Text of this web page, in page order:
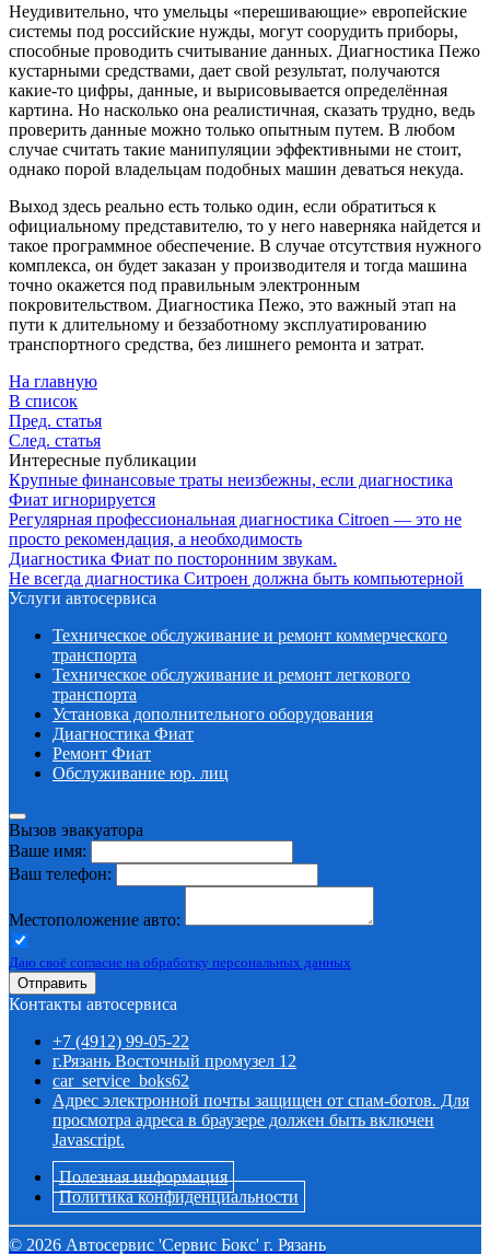
Неудивительно, что умельцы «перешивающие» европейские
системы под российские нужды, могут соорудить приборы,
способные проводить считывание данных. Диагностика Пежо
кустарными средствами, дает свой результат, получаются
какие-то цифры, данные, и вырисовывается определённая
картина. Но насколько она реалистичная, сказать трудно, ведь
проверить данные можно только опытным путем. В любом
случае считать такие манипуляции эффективными не стоит,
однако порой владельцам подобных машин деваться некуда.
Выход здесь реально есть только один, если обратиться к
официальному представителю, то у него наверняка найдется и
такое программное обеспечение. В случае отсутствия нужного
комплекса, он будет заказан у производителя и тогда машина
точно окажется под правильным электронным
покровительством. Диагностика Пежо, это важный этап на
пути к длительному и беззаботному эксплуатированию
транспортного средства, без лишнего ремонта и затрат.
На главную
В список
Пред. статья
След. статья
Интересные публикации
Крупные финансовые траты неизбежны, если диагностика
Фиат игнорируется
Регулярная профессиональная диагностика Citroen — это не
просто рекомендация, а необходимость
Диагностика Фиат по посторонним звукам.
Не всегда диагностика Ситроен должна быть компьютерной
Услуги автосервиса
Техническое обcлуживание и ремонт коммерческого
транспорта
Техническое обcлуживание и ремонт легкового
транспорта
Установка дополнительного оборудования
Диагностика Фиат
Ремонт Фиат
Обслуживание юр. лиц
Вызов эвакуатора
Ваше имя:
Ваш телефон:
Местоположение авто:
Даю своё согласие на обработку персональных данных
Отправить
Контакты автосервиса
+7 (4912) 99-05-22
г.Рязань Восточный промузел 12
car_service_boks62
Адрес электронной почты защищен от спам-ботов. Для
просмотра адреса в браузере должен быть включен
Javascript.
Полезная информация
Политика конфиденциальности
© 2026 Автосервис 'Сервис Бокс' г. Рязань